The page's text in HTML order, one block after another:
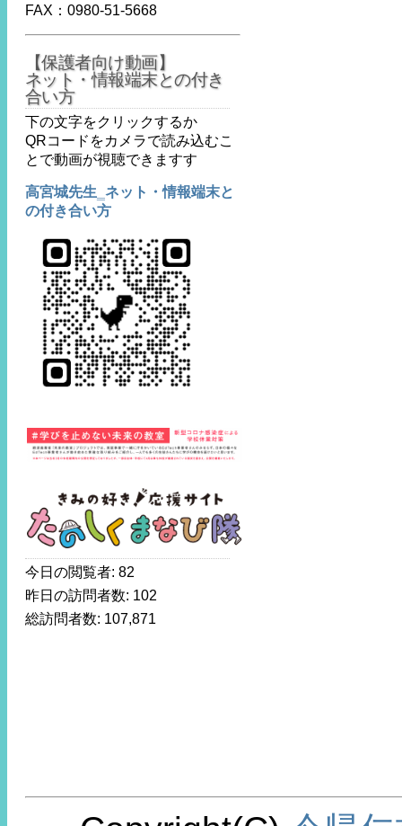
FAX：0980-51-5668
【保護者向け動画】
ネット・情報端末との付き
合い方
下の文字をクリックするか
QRコードをカメラで読み込むこ
とで動画が視聴できますす
高宮城先生‗ネット・情報端末と
の付き合い方
今日の閲覧者: 82
昨日の訪問者数: 102
総訪問者数: 107,871